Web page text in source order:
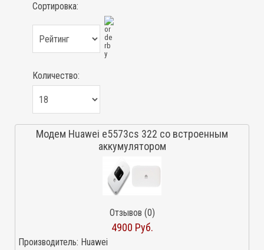
Сортировка:
Количество:
Модем Huawei e5573cs 322 со встроенным
аккумулятором
Отзывов (0)
4900 Руб.
Производитель: Huawei